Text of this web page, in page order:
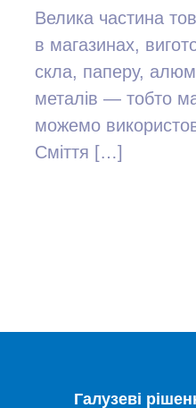
Велика частина
в магазинах,
скла, паперу,
металів — тобто
можемо
Сміття […]
Галузеві